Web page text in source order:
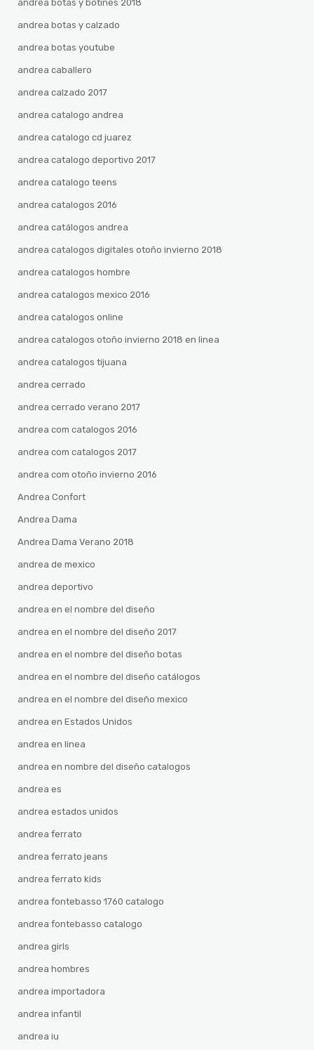
andrea botas y botines 2018
andrea botas y calzado
andrea botas youtube
andrea caballero
andrea calzado 2017
andrea catalogo andrea
andrea catalogo cd juarez
andrea catalogo deportivo 2017
andrea catalogo teens
andrea catalogos 2016
andrea catálogos andrea
andrea catalogos digitales otoño invierno 2018
andrea catalogos hombre
andrea catalogos mexico 2016
andrea catalogos online
andrea catalogos otoño invierno 2018 en linea
andrea catalogos tijuana
andrea cerrado
andrea cerrado verano 2017
andrea com catalogos 2016
andrea com catalogos 2017
andrea com otoño invierno 2016
Andrea Confort
Andrea Dama
Andrea Dama Verano 2018
andrea de mexico
andrea deportivo
andrea en el nombre del diseño
andrea en el nombre del diseño 2017
andrea en el nombre del diseño botas
andrea en el nombre del diseño catálogos
andrea en el nombre del diseño mexico
andrea en Estados Unidos
andrea en linea
andrea en nombre del diseño catalogos
andrea es
andrea estados unidos
andrea ferrato
andrea ferrato jeans
andrea ferrato kids
andrea fontebasso 1760 catalogo
andrea fontebasso catalogo
andrea girls
andrea hombres
andrea importadora
andrea infantil
andrea iu